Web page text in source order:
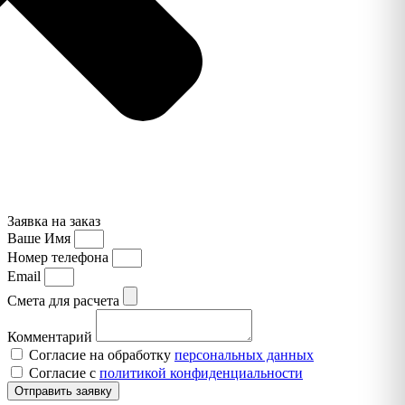
Заявка на заказ
Ваше Имя
Номер телефона
Email
Смета для расчета
Комментарий
Согласие на обработку персональных данных
Согласие с политикой конфиденциальности
Отправить заявку